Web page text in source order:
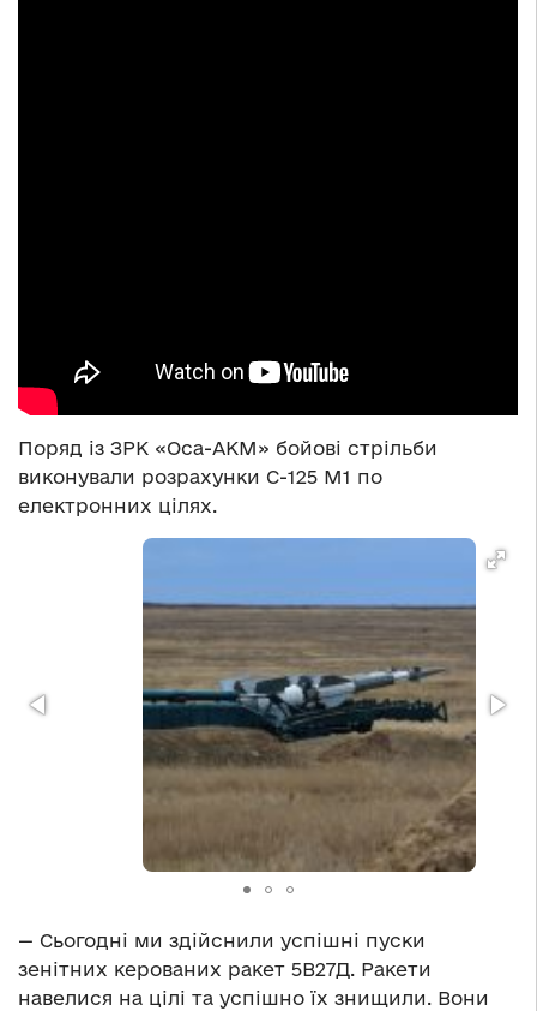
Поряд із ЗРК «Оса-АКМ» бойові стрільби
виконували розрахунки С-125 М1 по
електронних цілях.
— Сьогодні ми здійснили успішні пуски
зенітних керованих ракет 5В27Д. Ракети
навелися на цілі та успішно їх знищили. Вони